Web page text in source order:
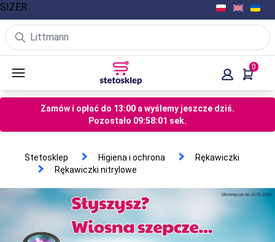
0
Zamów i opłać do 13:00 a wyślemy jeszcze dziś.
Pozostało 09:57:59 sek.
Stetosklep Higiena i ochrona
Rękawiczki
Rękawiczki nitrylowe
SIZER